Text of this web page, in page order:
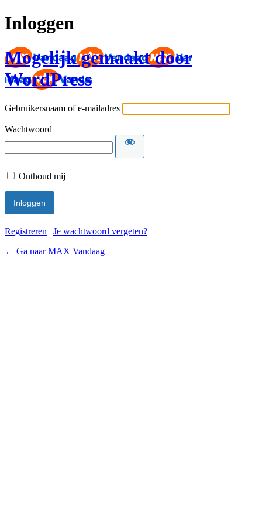
Inloggen
Mogelijk gemaakt door
WordPress
Gebruikersnaam of e-mailadres
Wachtwoord
Onthoud mij
Registreren | Je wachtwoord vergeten?
← Ga naar MAX Vandaag